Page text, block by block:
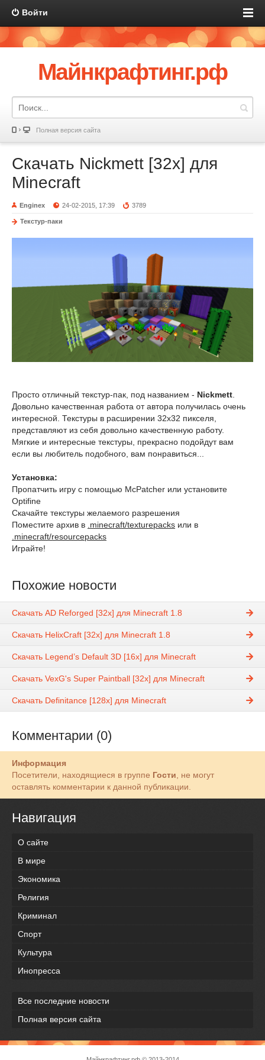
Войти
Майнкрафтинг.рф
Полная версия сайта
Скачать Nickmett [32x] для
Minecraft
Enginex 24-02-2015, 17:39 3789
Текстур-паки
Просто отличный текстур-пак, под названием - Nickmett.
Довольно качественная работа от автора получилась очень
интересной. Текстуры в расширении 32x32 пикселя,
представляют из себя довольно качественную работу.
Мягкие и интересные текстуры, прекрасно подойдут вам
если вы любитель подобного, вам понравиться...
Установка:
Пропатчить игру с помощью McPatcher или установите
Optifine
Скачайте текстуры желаемого разрешения
Поместите архив в .minecraft/texturepacks или в
.minecraft/resourcepacks
Играйте!
Похожие новости
Скачать AD Reforged [32x] для Minecraft 1.8
Скачать HelixCraft [32x] для Minecraft 1.8
Скачать Legend’s Default 3D [16x] для Minecraft
Скачать VexG's Super Paintball [32х] для Minecraft
Скачать Definitance [128x] для Minecraft
Комментарии (0)
Информация
Посетители, находящиеся в группе Гости , не могут
оставлять комментарии к данной публикации.
Навигация
О сайте
В мире
Экономика
Религия
Криминал
Спорт
Культура
Инопресса
Все последние новости
Полная версия сайта